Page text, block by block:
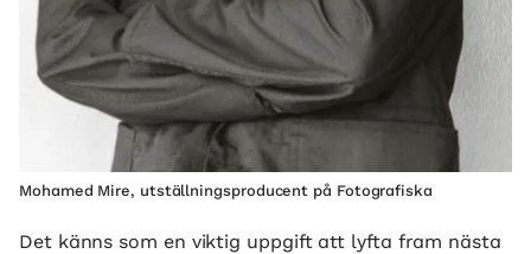
Mohamed Mire, utställningsproducent på Fotografiska
Det känns som en viktig uppgift att lyfta fram nästa